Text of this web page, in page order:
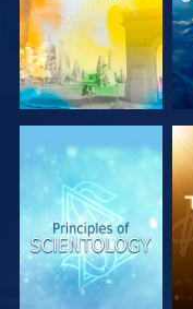
בדוק את הסדרה